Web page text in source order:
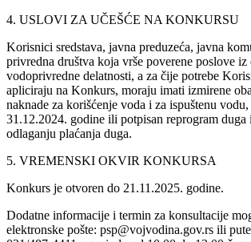
4. USLOVI ZA UČEŠĆE NA KONKURSU
Korisnici sredstava, javna preduzeća, javna
privredna društva koja vrše poverene poslove
vodoprivredne delatnosti, a za čije potrebe
apliciraju na Konkurs, moraju imati izmirene
naknade za korišćenje voda i za ispuštenu
31.12.2024. godine ili potpisan reprogram duga
odlaganju plaćanja duga.
5. VREMENSKI OKVIR KONKURSA
Konkurs je otvoren do 21.11.2025. godine.
Dodatne informacije i termin za konsultacije
elektronske pošte: psp@vojvodina.gov.rs ili